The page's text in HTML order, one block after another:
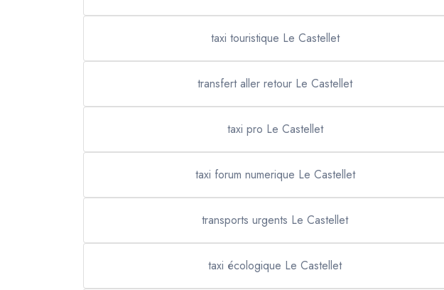
taxi touristique Le Castellet
transfert aller retour Le Castellet
taxi pro Le Castellet
taxi forum numerique Le Castellet
transports urgents Le Castellet
taxi écologique Le Castellet